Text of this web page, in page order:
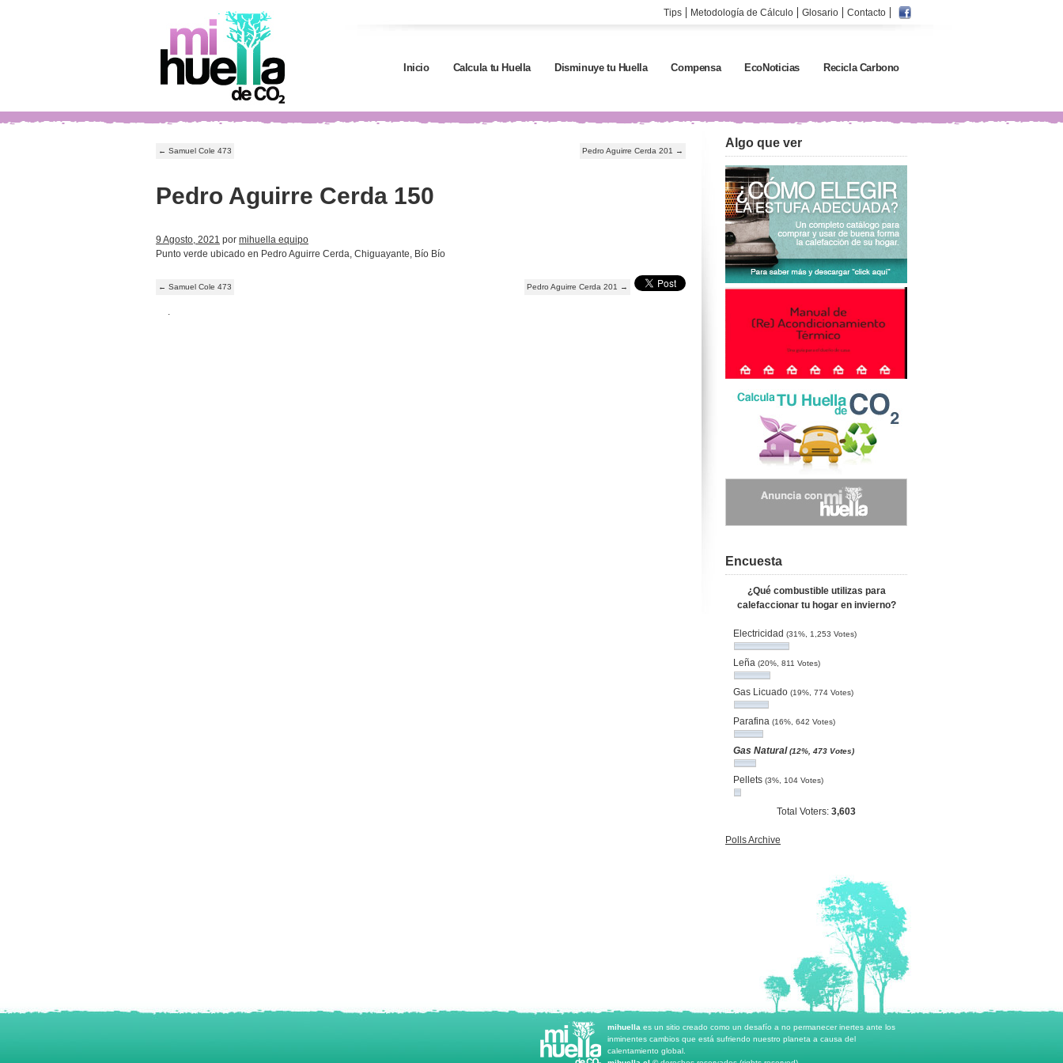
Tips Metodología de Cálculo Glosario Contacto
Inicio Calcula tu Huella Disminuye tu Huella Compensa EcoNoticias Recicla Carbono
← Samuel Cole 473 Pedro Aguirre Cerda 201 →
Pedro Aguirre Cerda 150
9 Agosto, 2021 por mihuella equipo
Punto verde ubicado en Pedro Aguirre Cerda, Chiguayante, Bío Bío
← Samuel Cole 473 Pedro Aguirre Cerda 201 →
.
Algo que ver
Encuesta
¿Qué combustible utilizas para
calefaccionar tu hogar en invierno?
Electricidad (31%, 1,253 Votes)
Leña (20%, 811 Votes)
Gas Licuado (19%, 774 Votes)
Parafina (16%, 642 Votes)
Gas Natural(12%, 473 Votes)
Pellets (3%, 104 Votes)
Total Voters: 3,603
Polls Archive
mihuella es un sitio creado como un desafío a no permanecer inertes ante los
inminentes cambios que está sufriendo nuestro planeta a causa del
calentamiento global.